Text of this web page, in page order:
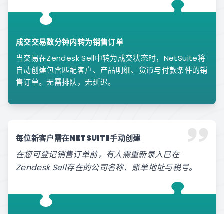
成交交易数分钟内转为销售订单
当交易在Zendesk Sell中转为成交状态时，NetSuite将
自动创建包含匹配客户、产品明细、货币与付款条件的销
售订单。无需排队，无延迟。
每位新客户需在NETSUITE手动创建
在您可登记销售订单前，有人需重新录入已在
Zendesk Sell存在的公司名称、账单地址与税号。